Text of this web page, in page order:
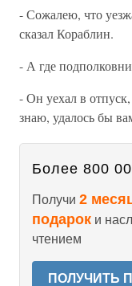
- Сожалею, что
сказал Кораблин.
- А где
- Он уехал в
знаю, удалось бы
Более 800
Получи 2
подарок и
чтением
ПОЛУЧИТЬ